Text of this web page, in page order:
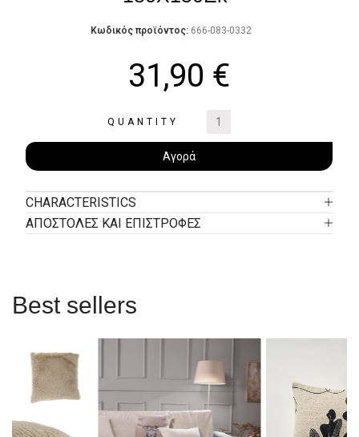
Κωδικός προϊόντος: 666-083-0332
31,90 €
QUANTITY
Αγορά
CHARACTERISTICS
ΑΠΟΣΤΟΛΕΣ ΚΑΙ ΕΠΙΣΤΡΟΦΕΣ
Best sellers